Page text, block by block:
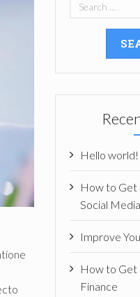
Hello world!
How to Get
Social
Improve
How to Get
Finance